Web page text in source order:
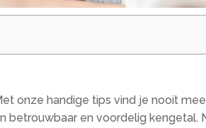
onze handige tips vind je nooit
en voordelig kengetal.